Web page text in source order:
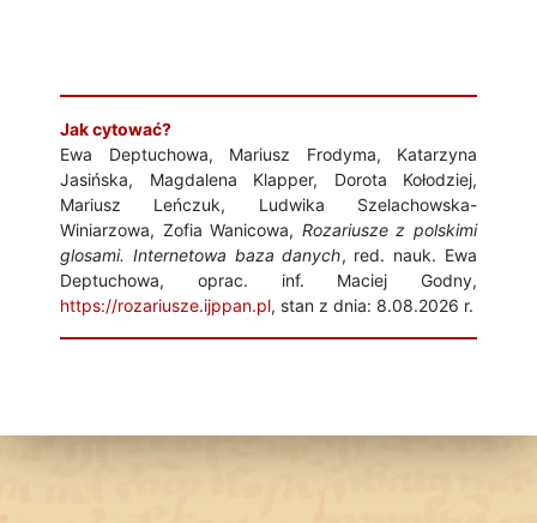
Jak cytować?
Ewa Deptuchowa, Mariusz Frodyma, Katarzyna
Jasińska, Magdalena Klapper, Dorota Kołodziej,
Mariusz Leńczuk, Ludwika Szelachowska-
Winiarzowa, Zofia Wanicowa, Rozariusze z polskimi
glosami. Internetowa baza danych, red. nauk. Ewa
Deptuchowa, oprac. inf. Maciej Godny,
https://rozariusze.ijppan.pl, stan z dnia: 8.08.2026 r.